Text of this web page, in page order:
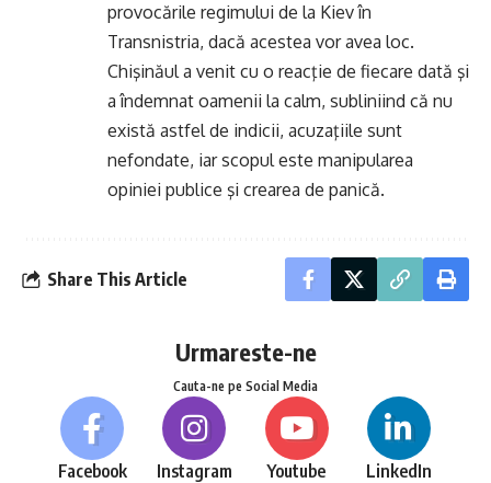
provocările regimului de la Kiev în
Transnistria, dacă acestea vor avea loc.
Chişinăul a venit cu o reacţie de fiecare dată şi
a îndemnat oamenii la calm, subliniind că nu
există astfel de indicii, acuzaţiile sunt
nefondate, iar scopul este manipularea
opiniei publice şi crearea de panică.
Share This Article
Urmareste-ne
Cauta-ne pe Social Media
Facebook Instagram Youtube LinkedIn